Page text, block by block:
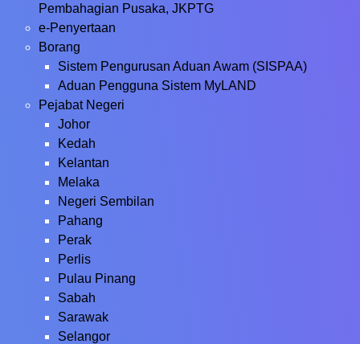
Pembahagian Pusaka, JKPTG
e-Penyertaan
Borang
Sistem Pengurusan Aduan Awam (SISPAA)
Aduan Pengguna Sistem MyLAND
Pejabat Negeri
Johor
Kedah
Kelantan
Melaka
Negeri Sembilan
Pahang
Perak
Perlis
Pulau Pinang
Sabah
Sarawak
Selangor